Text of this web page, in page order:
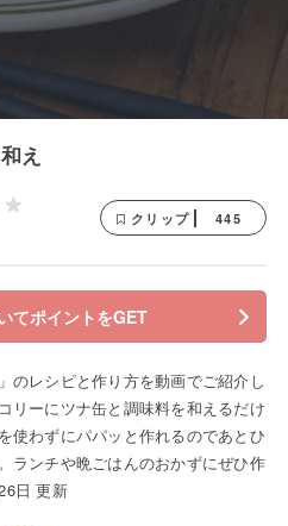
え
クリップ 445
てポイントをGET
のレシピと作り方を動画でご紹介し
リーにツナ缶と調味料を和えるだけ
使わずにパパッと作れるのであとひ
ランチや晩ごはんのおかずにぜひ作
日 更新